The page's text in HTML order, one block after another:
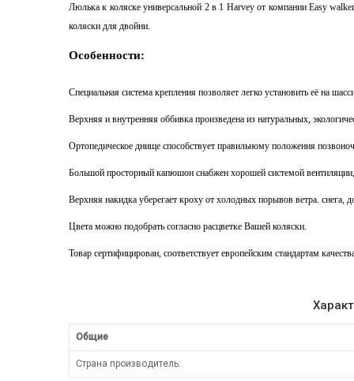
Люлька к коляске универсальной 2 в 1 Harvey от компании Easy
коляски для двойни.
Особенности:
Специальная система крепления позволяет легко установить её на
Верхняя и внутренняя оббивка произведена из натуральных,
Ортопедическое днище способствует правильному положения
Большой просторный капюшон снабжен хорошей системой
Верхняя накидка уберегает кроху от холодных порывов ветра. снега,
Цвета можно подобрать согласно расцветке Вашей коляски.
Товар сертифицирован, соответствует европейским стандартам
Общие
Страна производитель: